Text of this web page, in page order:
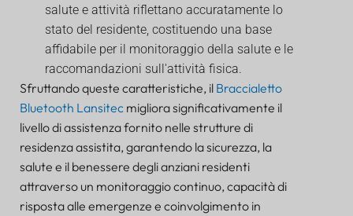
salute e attività riflettano accuratamente lo
stato del residente, costituendo una base
affidabile per il monitoraggio della salute e le
raccomandazioni sull'attività fisica.
Sfruttando queste caratteristiche, il Braccialetto
Bluetooth Lansitec migliora significativamente il
livello di assistenza fornito nelle strutture di
residenza assistita, garantendo la sicurezza, la
salute e il benessere degli anziani residenti
attraverso un monitoraggio continuo, capacità di
risposta alle emergenze e coinvolgimento in